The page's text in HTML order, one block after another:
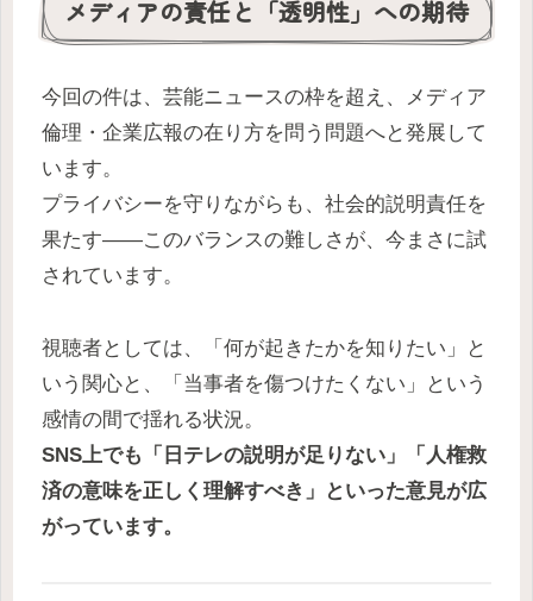
メディアの責任と「透明性」への期待
今回の件は、芸能ニュースの枠を超え、メディア
倫理・企業広報の在り方を問う問題へと発展して
います。
プライバシーを守りながらも、社会的説明責任を
果たす――このバランスの難しさが、今まさに試
されています。
視聴者としては、「何が起きたかを知りたい」と
いう関心と、「当事者を傷つけたくない」という
感情の間で揺れる状況。
SNS上でも「日テレの説明が足りない」「人権救
済の意味を正しく理解すべき」といった意見が広
がっています。